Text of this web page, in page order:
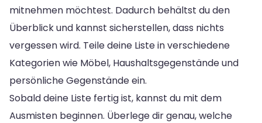
mitnehmen möchtest. Dadurch behältst du den
Überblick und kannst sicherstellen, dass nichts
vergessen wird. Teile deine Liste in verschiedene
Kategorien wie Möbel, Haushaltsgegenstände und
persönliche Gegenstände ein.
Sobald deine Liste fertig ist, kannst du mit dem
Ausmisten beginnen. Überlege dir genau, welche